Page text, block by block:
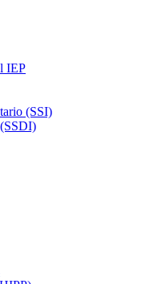
IEP
(SSI)